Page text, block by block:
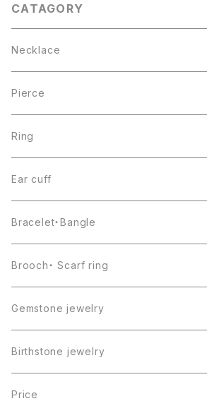
CATAGORY
Necklace
Pierce
Ring
Ear cuff
Bracelet・Bangle
Brooch・ Scarf ring
Gemstone jewelry
Birthstone jewelry
１月・ガーネット
Price